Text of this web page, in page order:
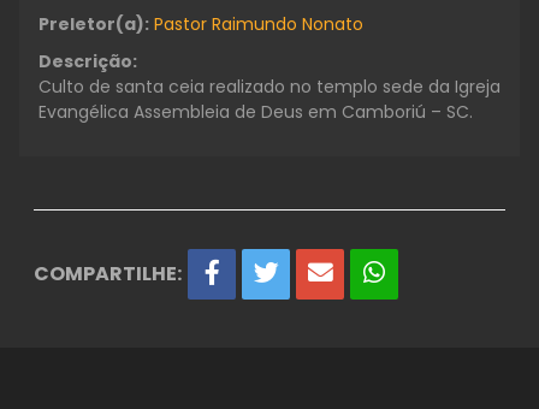
Preletor(a): Pastor Raimundo Nonato
Descrição:
Culto de santa ceia realizado no templo sede da Igreja
Evangélica Assembleia de Deus em Camboriú – SC.
COMPARTILHE: